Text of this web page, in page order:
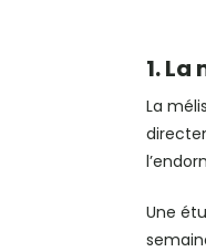
1. La
La
Une